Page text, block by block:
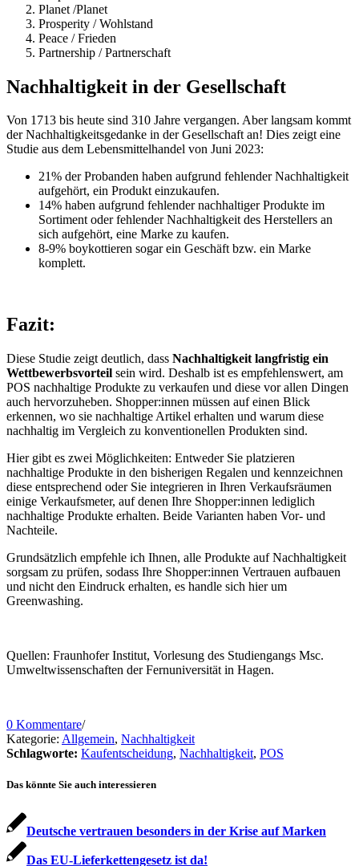
Planet /Planet
Prosperity / Wohlstand
Peace / Frieden
Partnership / Partnerschaft
Nachhaltigkeit in der Gesellschaft
Von 1713 bis heute sind 310 Jahre vergangen. Aber langsam kommt
der Nachhaltigkeitsgedanke in der Gesellschaft an! Dies zeigt eine
Studie aus dem Lebensmittelhandel von Juni 2023:
21% der Probanden haben aufgrund fehlender Nachhaltigkeit
aufgehört, ein Produkt einzukaufen.
14% haben aufgrund fehlender nachhaltiger Produkte im
Sortiment oder fehlender Nachhaltigkeit des Herstellers an
sich aufgehört, eine Marke zu kaufen.
8-9% boykottieren sogar ein Geschäft bzw. ein Marke
komplett.
Fazit:
Diese Studie zeigt deutlich, dass Nachhaltigkeit langfristig ein
Wettbewerbsvorteil sein wird. Deshalb ist es empfehlenswert, am
POS nachhaltige Produkte zu verkaufen und diese vor allen Dingen
auch hervorzuheben. Shopper:innen müssen auf einen Blick
erkennen, wo sie nachhaltige Artikel erhalten und warum diese
nachhaltig im Vergleich zu konventionellen Produkten sind.
Hier gibt es zwei Möglichkeiten: Entweder Sie platzieren
nachhaltige Produkte in den bisherigen Regalen und kennzeichnen
diese entsprechend oder Sie integrieren in Ihren Verkaufsräumen
einige Verkaufsmeter, auf denen Ihre Shopper:innen lediglich
nachhaltige Produkte erhalten. Beide Varianten haben Vor- und
Nachteile.
Grundsätzlich empfehle ich Ihnen, alle Produkte auf Nachhaltigkeit
sorgsam zu prüfen, sodass Ihre Shopper:innen Vertrauen aufbauen
und nicht den Eindruck erhalten, es handle sich hier um
Greenwashing.
Quellen: Fraunhofer Institut, Vorlesung des Studiengangs Msc.
Umweltwissenschaften der Fernuniversität in Hagen.
0 Kommentare/
Kategorie: Allgemein, Nachhaltigkeit
Schlagworte: Kaufentscheidung, Nachhaltigkeit, POS
Das könnte Sie auch interessieren
Deutsche vertrauen besonders in der Krise auf Marken
Das EU-Lieferkettengesetz ist da!